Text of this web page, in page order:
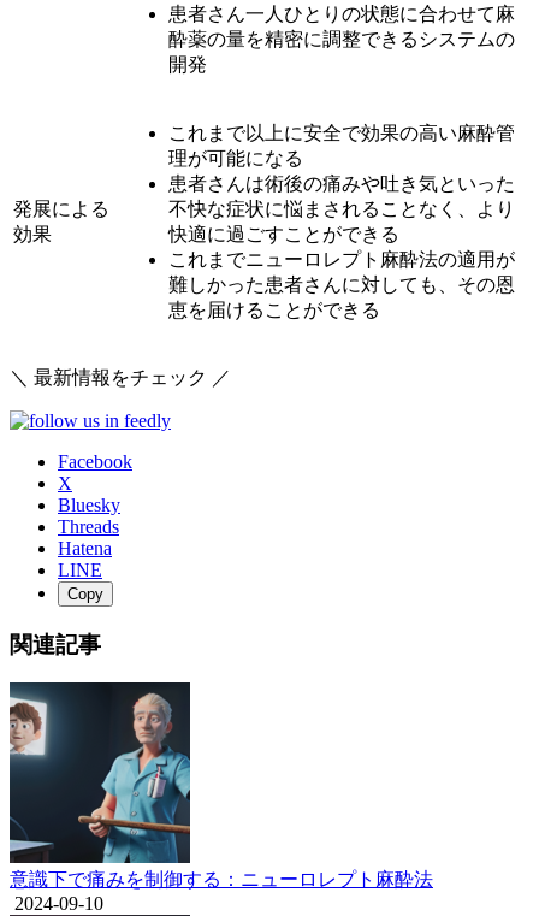
患者さん一人ひとりの状態に合わせて麻
酔薬の量を精密に調整できるシステムの
開発
発展による
効果
これまで以上に安全で効果の高い麻酔管
理が可能になる
患者さんは術後の痛みや吐き気といった
不快な症状に悩まされることなく、より
快適に過ごすことができる
これまでニューロレプト麻酔法の適用が
難しかった患者さんに対しても、その恩
恵を届けることができる
＼ 最新情報をチェック ／
Facebook
X
Bluesky
Threads
Hatena
LINE
Copy
関連記事
意識下で痛みを制御する：ニューロレプト麻酔法
2024-09-10